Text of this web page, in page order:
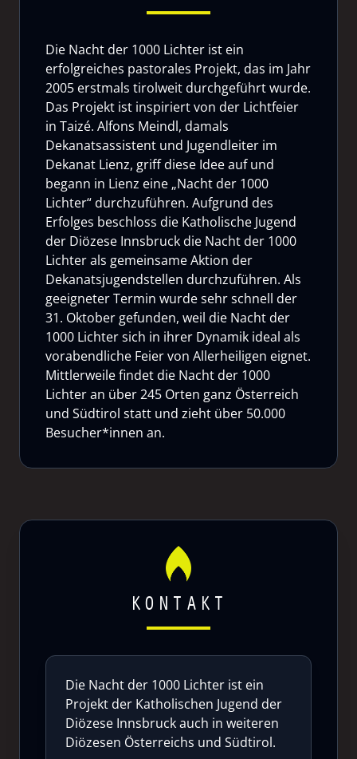
Die Nacht der 1000 Lichter ist ein
erfolgreiches pastorales Projekt, das im Jahr
2005 erstmals tirolweit durchgeführt wurde.
Das Projekt ist inspiriert von der Lichtfeier
in Taizé. Alfons Meindl, damals
Dekanatsassistent und Jugendleiter im
Dekanat Lienz, griff diese Idee auf und
begann in Lienz eine „Nacht der 1000
Lichter“ durchzuführen. Aufgrund des
Erfolges beschloss die Katholische Jugend
der Diözese Innsbruck die Nacht der 1000
Lichter als gemeinsame Aktion der
Dekanatsjugendstellen durchzuführen. Als
geeigneter Termin wurde sehr schnell der
31. Oktober gefunden, weil die Nacht der
1000 Lichter sich in ihrer Dynamik ideal als
vorabendliche Feier von Allerheiligen eignet.
Mittlerweile findet die Nacht der 1000
Lichter an über 245 Orten ganz Österreich
und Südtirol statt und zieht über 50.000
Besucher*innen an.
KONTAKT
Die Nacht der 1000 Lichter ist ein
Projekt der Katholischen Jugend der
Diözese Innsbruck auch in weiteren
Diözesen Österreichs und Südtirol.